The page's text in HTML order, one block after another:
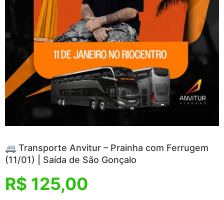
🚐 Transporte Anvitur – Prainha com Ferrugem
(11/01) | Saída de São Gonçalo
R$ 125,00